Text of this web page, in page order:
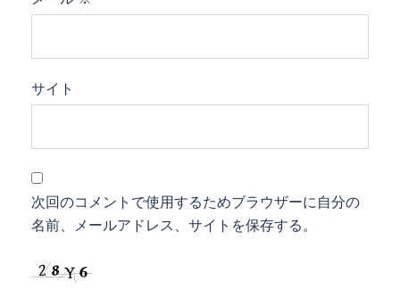
サイト
次回のコメントで使用するためブラウザーに自分の
名前、メールアドレス、サイトを保存する。